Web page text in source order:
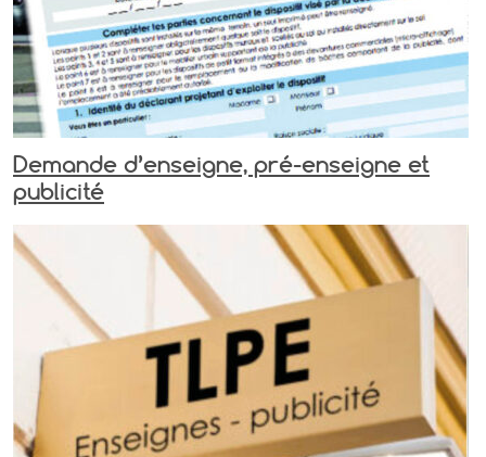
Demande d’enseigne, pré-enseigne et
publicité